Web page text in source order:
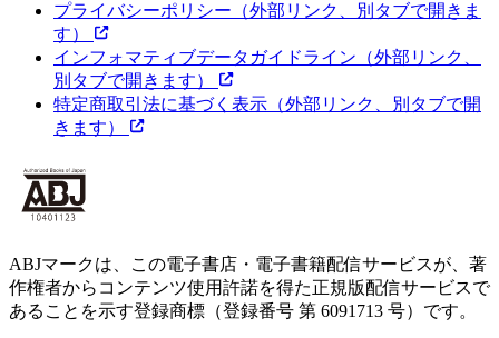
プライバシーポリシー （外部リンク、別タブで開きま
す）
インフォマティブデータガイドライン （外部リンク、
別タブで開きます）
特定商取引法に基づく表示 （外部リンク、別タブで開
きます）
ABJマークは、この電子書店・電子書籍配信サービスが、著
作権者からコンテンツ使用許諾を得た正規版配信サービスで
あることを示す登録商標（登録番号 第 6091713 号）です。